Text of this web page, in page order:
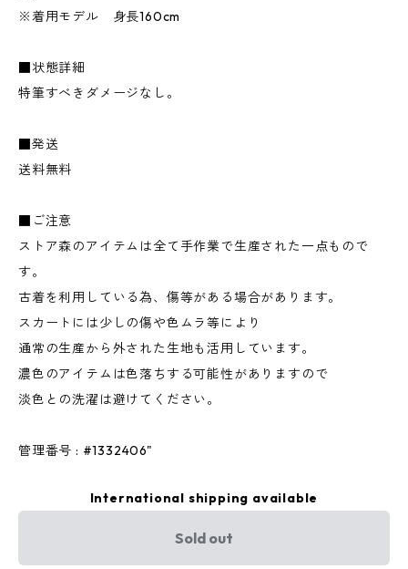
※着用モデル 身長160cm
■状態詳細
特筆すべきダメージなし。
■発送
送料無料
■ご注意
ストア森のアイテムは全て手作業で生産された一点もので
す。
古着を利用している為、傷等がある場合があります。
スカートには少しの傷や色ムラ等により
通常の生産から外された生地も活用しています。
濃色のアイテムは色落ちする可能性がありますので
淡色との洗濯は避けてください。
管理番号 : #1332406"
International shipping available
Sold out